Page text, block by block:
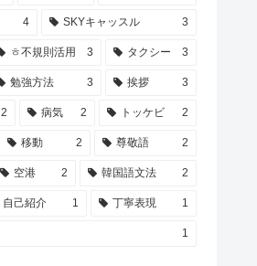
4 SKYキャッスル 3
ㅎ不規則活用 3 タクシー 3
勉強方法 3 挨拶 3
2 病気 2 トッケビ 2
移動 2 尊敬語 2
空港 2 韓国語文法 2
自己紹介 1 丁寧表現 1
1